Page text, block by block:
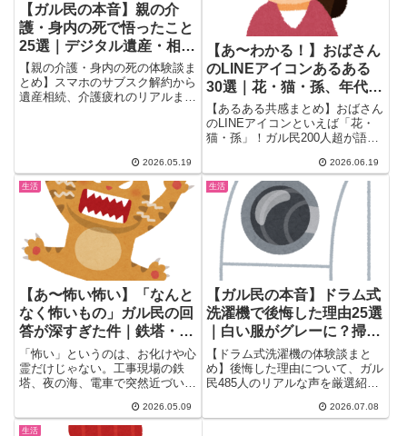
【ガル民の本音】親の介
護・身内の死で悟ったこと
25選｜デジタル遺産・相続
手続き・介護疲れのリアル
【親の介護・身内の死の体験談ま
とめ】スマホのサブスク解約から
遺産相続、介護疲れのリアルま
2026.05.19
【あ〜わかる！】おばさん
のLINEアイコンあるある
30選｜花・猫・孫、年代別
傾向まとめ
【あるある共感まとめ】おばさん
のLINEアイコンといえば「花・
猫・孫」！ガル民200人超が語る
ペット、40代＝子供）から「自
撮りキツいし花くらいしかないの
よw」の告白まで、刺さるコメン
ト30選を厳選。自分も確実に当
てはまる。
2026.06.19
生活
【あ〜怖い怖い】「なんと
なく怖いもの」ガル民の回
答が深すぎた件｜鉄塔・深
海・愛想よすぎ人間、あな
たはどれ？
「怖い」というのは、お化けや心
霊だけじゃない。工事現場の鉄
塔、夜の海、電車で突然近づいて
2026.05.09
生活
【ガル民の本音】ドラム式
洗濯機で後悔した理由25選
｜白い服がグレーに？掃
除・電気代・故障のリアル
【ドラム式洗濯機の体験談まと
め】後悔した理由について、ガル
民485人のリアルな声を厳選紹
排水フィルター掃除の手間、乾燥
2026.07.08
生活